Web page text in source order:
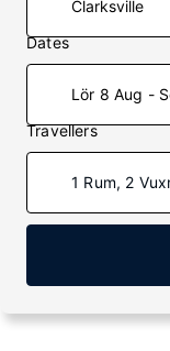
Dates
Lör 8 Aug -
Travellers
1 Rum, 2